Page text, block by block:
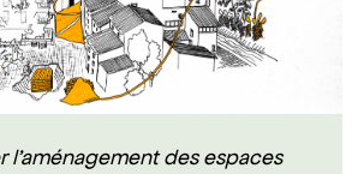
l'aménagement des espaces